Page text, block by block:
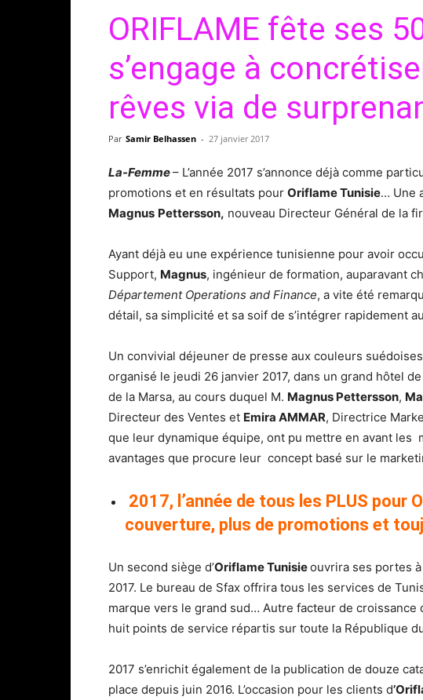
ORIFLAME fête ses
s’engage à
rêves via de
Par Samir Belhassen - 27 janvier 2017
La-Femme– L’année 2017 s’annonce déjà comme
promotions et en résultats pour Oriflame Tunisie… Une
Magnus Pettersson, nouveau Directeur Général de la
Ayant déjà eu une expérience tunisienne pour avoir
Support, Magnus, ingénieur de formation, auparavant
Département Operations and Finance, a vite été
détail, sa simplicité et sa soif de s’intégrer rapidement
Un convivial déjeuner de presse aux couleurs
organisé le jeudi 26 janvier 2017, dans un grand hôtel
de la Marsa, au cours duquel M. Magnus Pettersson,
Directeur des Ventes et Emira AMMAR, Directrice
que leur dynamique équipe, ont pu mettre en avant les
avantages que procure leur concept basé sur le
2017, l’année de tous les PLUS pour
couverture, plus de promotions et
Un second siège d’Oriflame Tunisieouvrira ses portes
2017. Le bureau de Sfax offrira tous les services de
marque vers le grand sud… Autre facteur de croissance
huit points de service répartis sur toute la République
2017 s’enrichit également de la publication de douze
place depuis juin 2016. L’occasion pour les clients d